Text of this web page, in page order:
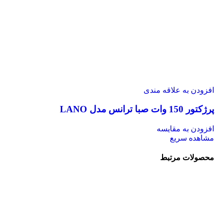
افزودن به علاقه مندی
پرژکتور 150 وات صبا ترانس مدل LANO
افزودن به مقایسه
مشاهده سریع
محصولات مرتبط